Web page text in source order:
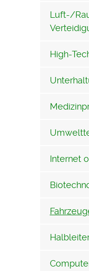
Luft-/
High-
Internet